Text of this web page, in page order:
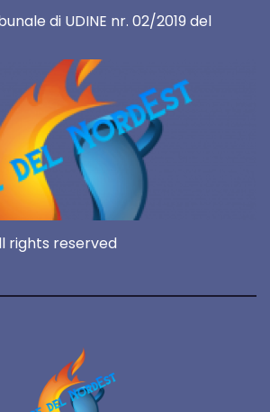
di UDINE nr. 02/2019 del
rights reserved